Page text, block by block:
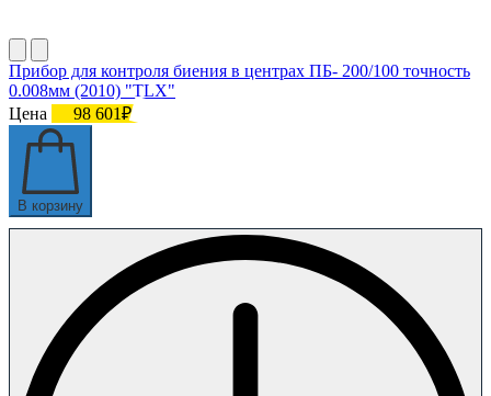
Прибор для контроля биения в центрах ПБ- 200/100 точность
0.008мм (2010) "TLX"
Цена
98 601₽
В корзину